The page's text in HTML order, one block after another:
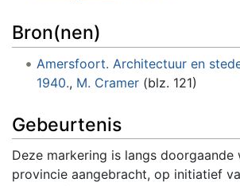
Bron(nen)
Amersfoort. Architectuur en
1940., M. Cramer(blz. 121)
Gebeurtenis
Deze markering is langs doorgaande
provincie aangebracht, op initiatief